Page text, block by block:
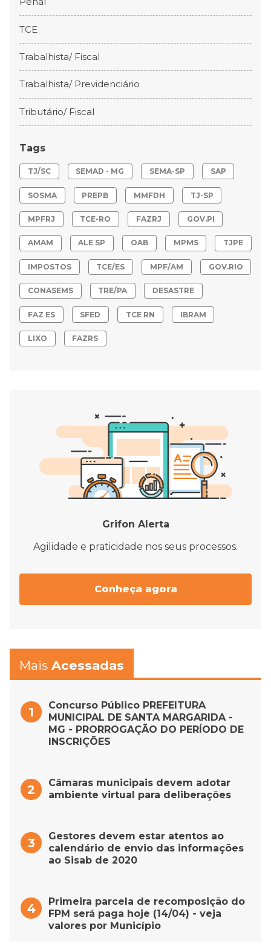
TCE
Trabalhista/ Fiscal
Trabalhista/ Previdenciário
Tributário/ Fiscal
Tags
TJ/SC SEMAD - MG SEMA-SP SAP
SOSMA PREPB MMFDH TJ-SP
MPFRJ TCE-RO FAZRJ GOV.PI
AMAM ALE SP OAB MPMS TJPE
IMPOSTOS TCE/ES MPF/AM GOV.RIO
CONASEMS TRE/PA DESASTRE
FAZ ES SFED TCE RN IBRAM
LIXO FAZRS
Grifon Alerta
Agilidade e praticidade nos seus processos.
Conheça agora
Mais Acessadas
Concurso Público PREFEITURA
MUNICIPAL DE SANTA MARGARIDA -
MG - PRORROGAÇÃO DO PERÍODO DE
INSCRIÇÕES
Câmaras municipais devem adotar
ambiente virtual para deliberações
Gestores devem estar atentos ao
calendário de envio das informações
ao Sisab de 2020
Primeira parcela de recomposição do
FPM será paga hoje (14/04) - veja
valores por Município